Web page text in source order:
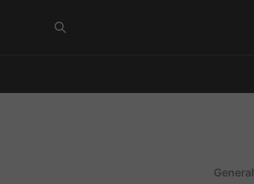
General